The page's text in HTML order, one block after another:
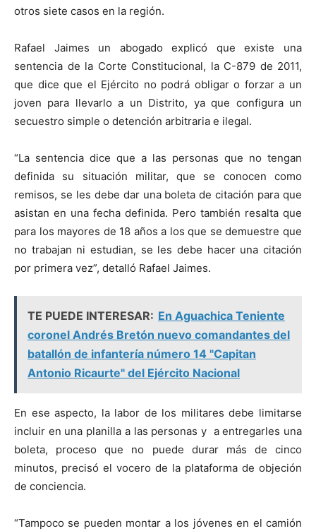
otros siete casos en la región.
Rafael Jaimes un abogado explicó que existe una
sentencia de la Corte Constitucional, la C-879 de 2011,
que dice que el Ejército no podrá obligar o forzar a un
joven para llevarlo a un Distrito, ya que configura un
secuestro simple o detención arbitraria e ilegal.
“La sentencia dice que a las personas que no tengan
definida su situación militar, que se conocen como
remisos, se les debe dar una boleta de citación para que
asistan en una fecha definida. Pero también resalta que
para los mayores de 18 años a los que se demuestre que
no trabajan ni estudian, se les debe hacer una citación
por primera vez”, detalló Rafael Jaimes.
TE PUEDE INTERESAR: En Aguachica Teniente
coronel Andrés Bretón nuevo comandantes del
batallón de infantería número 14 "Capitan
Antonio Ricaurte" del Ejército Nacional
En ese aspecto, la labor de los militares debe limitarse
incluir en una planilla a las personas y a entregarles una
boleta, proceso que no puede durar más de cinco
minutos, precisó el vocero de la plataforma de objeción
de conciencia.
“Tampoco se pueden montar a los jóvenes en el camión